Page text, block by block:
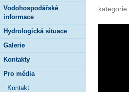
Vodohospodářské
informace
Hydrologická situace
Galerie
Kontakty
Pro média
Kontakt
kategorie: